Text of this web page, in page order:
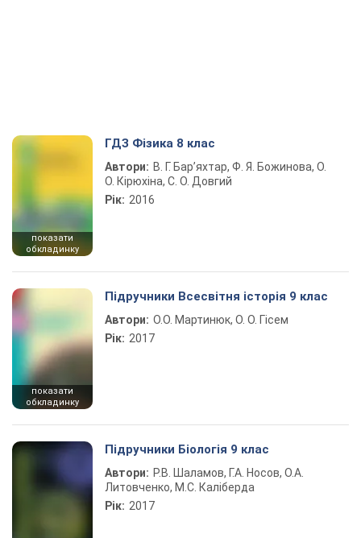
показати
обкладинку
ГДЗ Фізика 8 клас
Автори: В. Г. Бар’яхтар, Ф. Я. Божинова, О.
О. Кірюхіна, С. О. Довгий
Рік: 2016
показати
обкладинку
Підручники Всесвітня історія 9 клас
Автори: О.О. Мартинюк, О. О. Гісем
Рік: 2017
Підручники Біологія 9 клас
Автори: Р.В. Шаламов, Г.А. Носов, О.А.
Литовченко, М.С. Каліберда
Рік: 2017